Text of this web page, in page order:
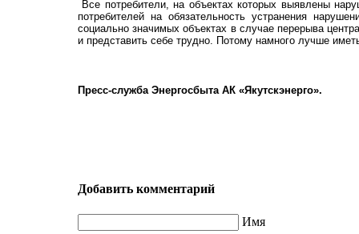
Все потребители, на объектах которых выявлены
потребителей на обязательность устранения
социально значимых объектах в случае перерыва
и представить себе трудно. Потому намного лучше
Пресс-служба Энергосбыта АК «Якутскэнерго».
Добавить комментарий
Имя